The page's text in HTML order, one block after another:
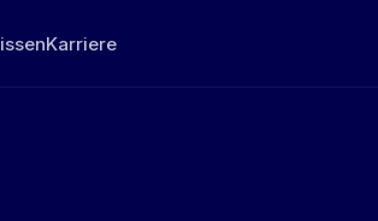
Karriere